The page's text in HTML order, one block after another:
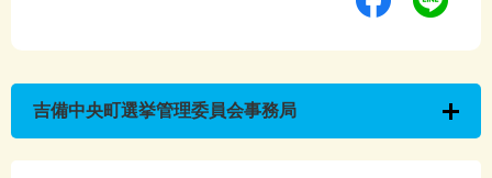
吉備中央町選挙管理委員会事務局